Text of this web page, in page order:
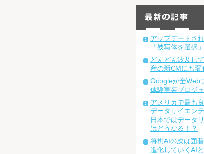
アップデートさ
「被写体を選択
どんどん波及し
産の新CMにも変
Googleが全Web
体験実装プロジ
アメリカで最も
データサイエン
日本ではデータ
はどうなる！？
将棋AIの次は囲
進化していくAI